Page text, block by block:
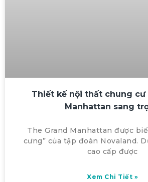
Thiết kế nội thất chung cư
Manhattan sang
The Grand Manhattan được
cưng” của tập đoàn Novaland.
cao cấp được
Xem Chi Tiết »